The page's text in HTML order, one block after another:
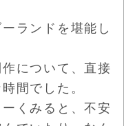
ランドを堪能し
について、 直接
間でした。
くみると、不安